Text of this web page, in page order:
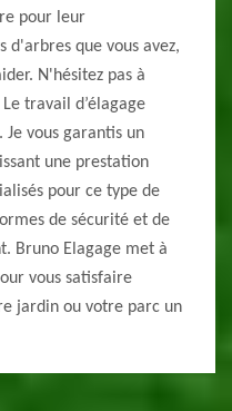
pour leur
d'arbres que vous avez,
N'hésitez pas à
travail d’élagage
vous garantis un
une prestation
pour ce type de
de sécurité et de
Bruno Elagage met à
vous satisfaire
jardin ou votre parc un